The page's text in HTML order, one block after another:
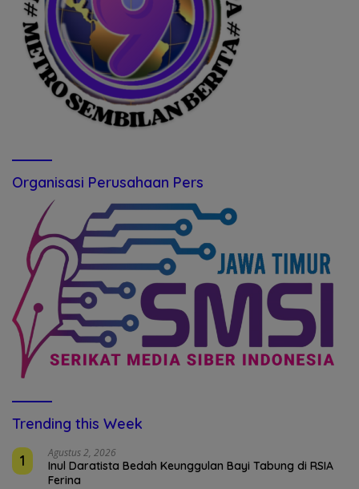
Organisasi Perusahaan Pers
Trending this Week
1
Agustus 2, 2026
Inul Daratista Bedah Keunggulan Bayi Tabung di RSIA
Ferina